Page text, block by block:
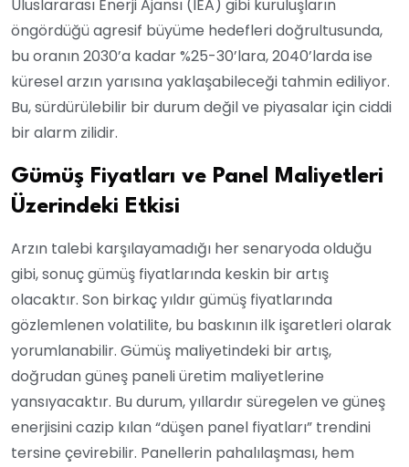
Uluslararası Enerji Ajansı (IEA) gibi kuruluşların
öngördüğü agresif büyüme hedefleri doğrultusunda,
bu oranın 2030’a kadar %25-30’lara, 2040’larda ise
küresel arzın yarısına yaklaşabileceği tahmin ediliyor.
Bu, sürdürülebilir bir durum değil ve piyasalar için ciddi
bir alarm zilidir.
Gümüş Fiyatları ve Panel Maliyetleri
Üzerindeki Etkisi
Arzın talebi karşılayamadığı her senaryoda olduğu
gibi, sonuç gümüş fiyatlarında keskin bir artış
olacaktır. Son birkaç yıldır gümüş fiyatlarında
gözlemlenen volatilite, bu baskının ilk işaretleri olarak
yorumlanabilir. Gümüş maliyetindeki bir artış,
doğrudan güneş paneli üretim maliyetlerine
yansıyacaktır. Bu durum, yıllardır süregelen ve güneş
enerjisini cazip kılan “düşen panel fiyatları” trendini
tersine çevirebilir. Panellerin pahalılaşması, hem